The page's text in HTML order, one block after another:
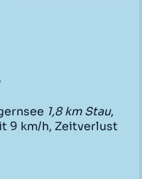
1,8 km Stau,
9 km/h, Zeitverlust